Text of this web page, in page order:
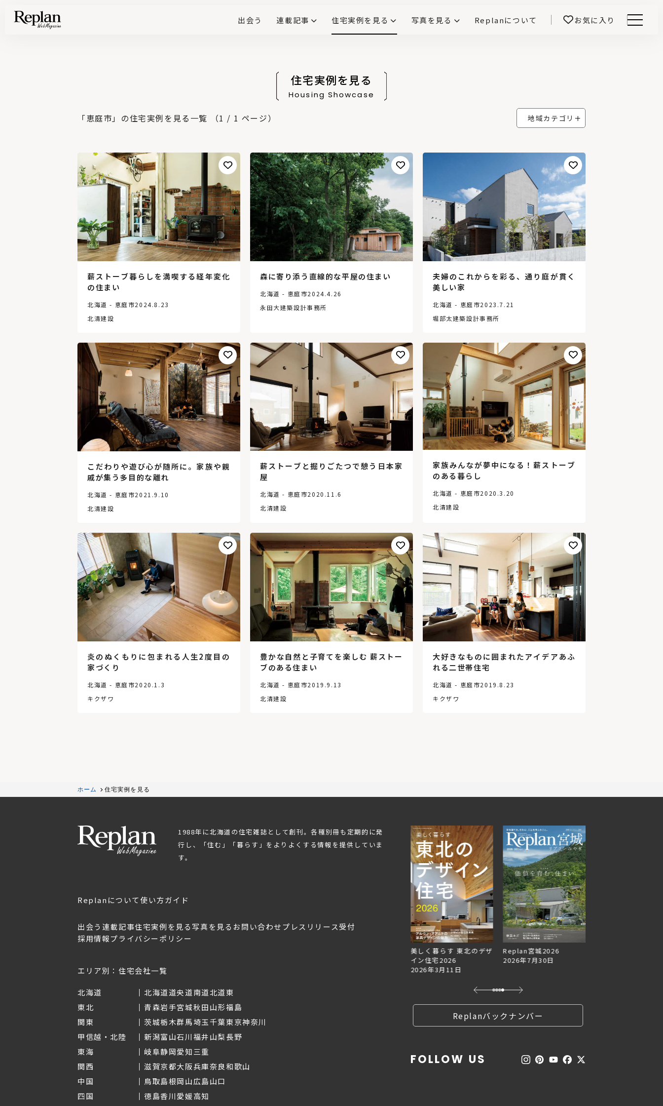
出会う 連載記事 住宅実例を見る 写真を見る Replanについて お気に入り
住宅実例を見る
Housing Showcase
「恵庭市」の住宅実例を見る一覧 （1 / 1 ページ） 地域カテゴリ
薪ストーブ暮らしを満喫する経年変化
の住まい
北海道 - 恵庭市2024.8.23
北清建設
森に寄り添う直線的な平屋の住まい
北海道 - 恵庭市2024.4.26
永田大建築設計事務所
夫婦のこれからを彩る、通り庭が貫く
美しい家
北海道 - 恵庭市2023.7.21
堀部太建築設計事務所
こだわりや遊び心が随所に。家族や親
戚が集う多目的な離れ
北海道 - 恵庭市2021.9.10
北清建設
薪ストーブと掘りごたつで憩う日本家
屋
北海道 - 恵庭市2020.11.6
北清建設
家族みんなが夢中になる！薪ストーブ
のある暮らし
北海道 - 恵庭市2020.3.20
北清建設
炎のぬくもりに包まれる人生2度目の
家づくり
北海道 - 恵庭市2020.1.3
キクザワ
豊かな自然と子育てを楽しむ 薪ストー
ブのある住まい
北海道 - 恵庭市2019.9.13
北清建設
大好きなものに囲まれたアイデアあふ
れる二世帯住宅
北海道 - 恵庭市2019.8.23
キクザワ
ホーム 住宅実例を見る
1988年に北海道の住宅雑誌として創刊。各種別冊も定期的に発
行し、「住む」「暮らす」をよりよくする情報を提供していま
す。
Replanについて使い方ガイド
出会う 連載記事住宅実例を見る写真を見る お問い合わせ プレスリリース受付
採用情報プライバシーポリシー
エリア別：住宅会社一覧
北海道 北海道道央道南道北道東
東北
青森岩手宮城秋田山形福島
関東
茨城栃木群馬埼玉千葉東京神奈川
甲信越・北陸
新潟富山石川福井山梨長野
東海
岐阜静岡愛知三重
関西
滋賀京都大阪兵庫奈良和歌山
中国
鳥取島根岡山広島山口
四国
徳島香川愛媛高知
2026年3月11日
美しく暮らす 東北のデザ
イン住宅2026
2026年3月11日
Replan宮城2026
2026年7月30日
Replanバックナンバー
FOLLOW US